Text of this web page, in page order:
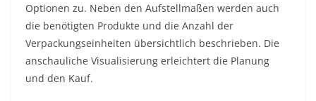
Optionen zu. Neben den Aufstellmaßen werden auch
die benötigten Produkte und die Anzahl der
Verpackungseinheiten übersichtlich beschrieben. Die
anschauliche Visualisierung erleichtert die Planung
und den Kauf.